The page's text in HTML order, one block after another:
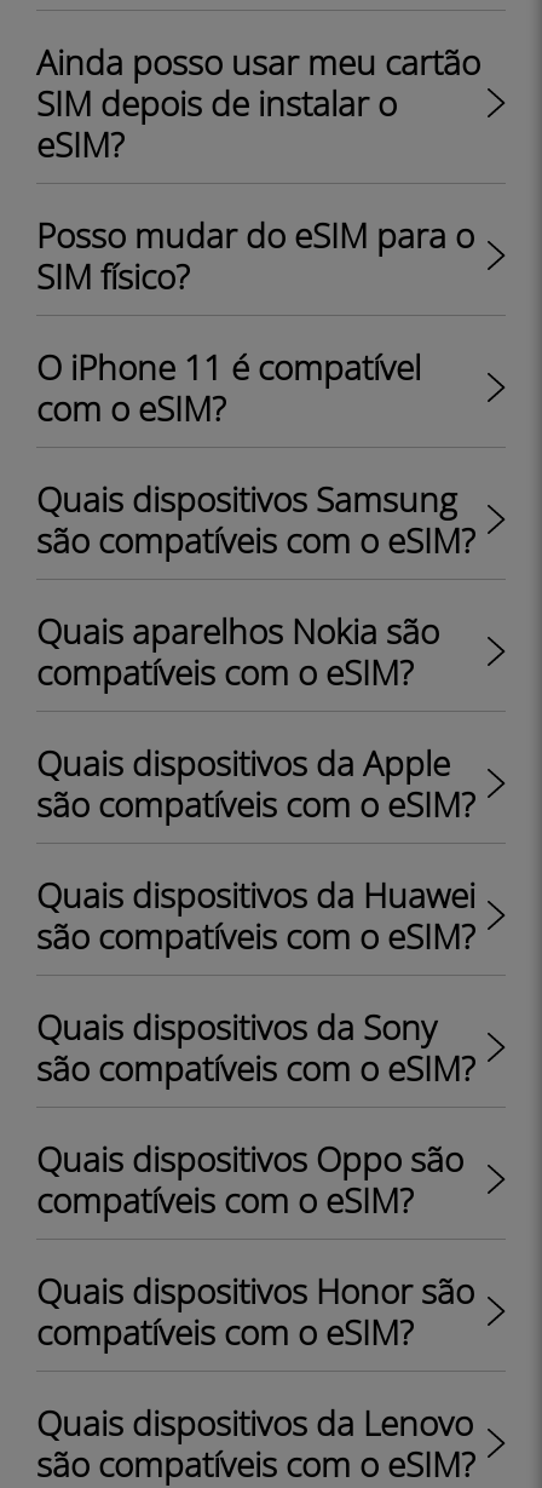
Ainda posso usar meu cartão
SIM depois de instalar o
eSIM?
Posso mudar do eSIM para o
SIM físico?
O iPhone 11 é compatível
com o eSIM?
Quais dispositivos Samsung
são compatíveis com o eSIM?
Quais aparelhos Nokia são
compatíveis com o eSIM?
Quais dispositivos da Apple
são compatíveis com o eSIM?
Quais dispositivos da Huawei
são compatíveis com o eSIM?
Quais dispositivos da Sony
são compatíveis com o eSIM?
Quais dispositivos Oppo são
compatíveis com o eSIM?
Quais dispositivos Honor são
compatíveis com o eSIM?
Quais dispositivos da Lenovo
são compatíveis com o eSIM?